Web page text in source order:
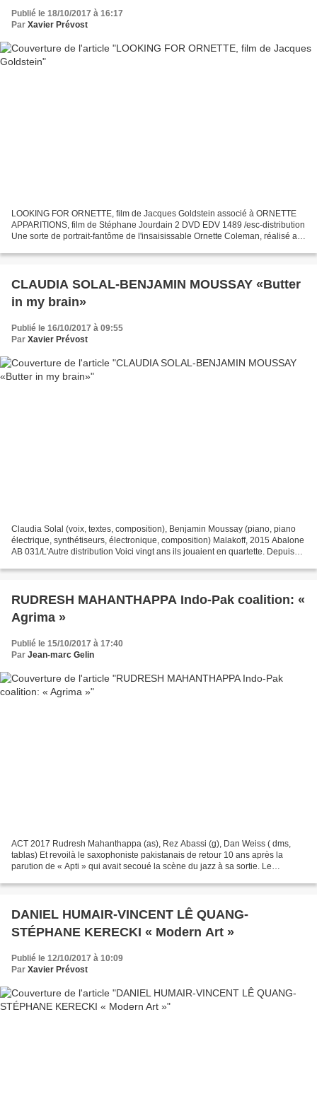
Publié le 18/10/2017 à 16:17
Par Xavier Prévost
LOOKING FOR ORNETTE, film de Jacques Goldstein associé à ORNETTE
APPARITIONS, film de Stéphane Jourdain 2 DVD EDV 1489 /esc-distribution
Une sorte de portrait-fantôme de l'insaisissable Ornette Coleman, réalisé au
CLAUDIA SOLAL-BENJAMIN MOUSSAY «Butter
in my brain»
Publié le 16/10/2017 à 09:55
Par Xavier Prévost
Claudia Solal (voix, textes, composition), Benjamin Moussay (piano, piano
électrique, synthétiseurs, électronique, composition) Malakoff, 2015 Abalone
AB 031/L'Autre distribution Voici vingt ans ils jouaient en quartette. Depuis
RUDRESH MAHANTHAPPA Indo-Pak coalition: «
Agrima »
Publié le 15/10/2017 à 17:40
Par Jean-marc Gelin
ACT 2017 Rudresh Mahanthappa (as), Rez Abassi (g), Dan Weiss ( dms,
tablas) Et revoilà le saxophoniste pakistanais de retour 10 ans après la
parution de « Apti » qui avait secoué la scène du jazz à sa sortie. Le
DANIEL HUMAIR-VINCENT LÊ QUANG-
STÉPHANE KERECKI « Modern Art »
Publié le 12/10/2017 à 10:09
Par Xavier Prévost